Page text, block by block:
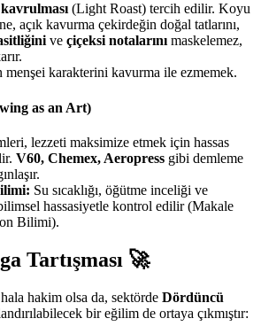
kavrulması (Light Roast) tercih edilir. Koyu
açık kavurma çekirdeğin doğal tatlarını,
ve çiçeksi notalarını maskelemez,
karakterini kavurma ile ezmemek.
as an Art)
lezzeti maksimize etmek için hassas
V60, Chemex, Aeropress gibi demleme
Su sıcaklığı, öğütme inceliği ve
hassasiyetle kontrol edilir (Makale
Bilimi).
Tartışması 🚀
hakim olsa da, sektörde Dördüncü
bir eğilim de ortaya çıkmıştır: